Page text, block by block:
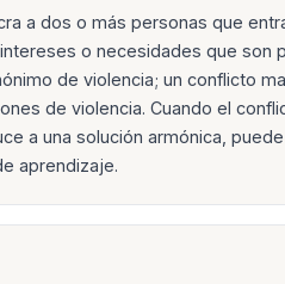
a dos o más personas que
o necesidades que son
de violencia; un conflicto
de violencia. Cuando el
a una solución armónica,
aprendizaje.